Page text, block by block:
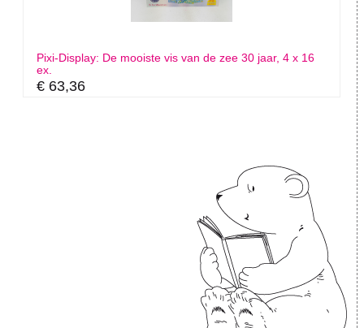
Pixi-Display: De mooiste vis van de zee 30 jaar, 4 x 16
ex.
€ 63,36